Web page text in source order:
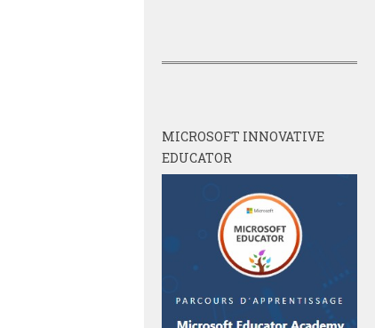
MICROSOFT INNOVATIVE
EDUCATOR